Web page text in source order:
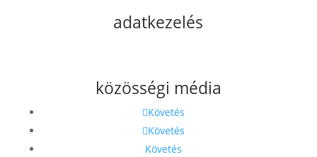
adatkezelés
közösségi média
Követés
Követés
Követés